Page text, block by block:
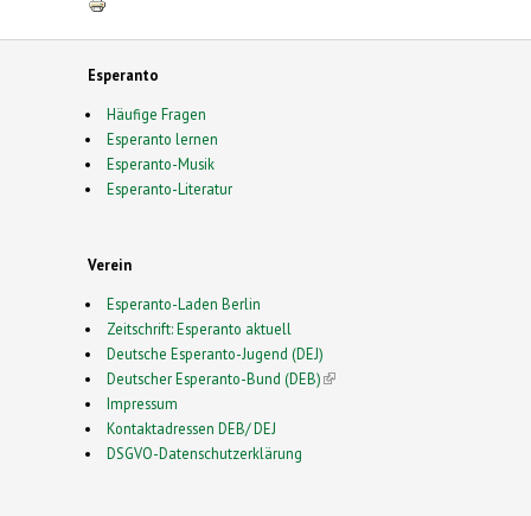
Esperanto
Häufige Fragen
Esperanto lernen
Esperanto-Musik
Esperanto-Literatur
Verein
Esperanto-Laden Berlin
Zeitschrift: Esperanto aktuell
Deutsche Esperanto-Jugend (DEJ)
Deutscher Esperanto-Bund (DEB)(link is external)
Impressum
Kontaktadressen DEB/ DEJ
DSGVO-Datenschutzerklärung